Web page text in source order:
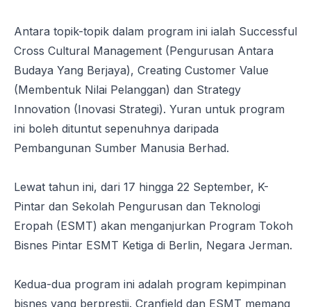
Antara topik-topik dalam program ini ialah Successful
Cross Cultural Management (Pengurusan Antara
Budaya Yang Berjaya), Creating Customer Value
(Membentuk Nilai Pelanggan) dan Strategy
Innovation (Inovasi Strategi). Yuran untuk program
ini boleh dituntut sepenuhnya daripada
Pembangunan Sumber Manusia Berhad.
Lewat tahun ini, dari 17 hingga 22 September, K-
Pintar dan Sekolah Pengurusan dan Teknologi
Eropah (ESMT) akan menganjurkan Program Tokoh
Bisnes Pintar ESMT Ketiga di Berlin, Negara Jerman.
Kedua-dua program ini adalah program kepimpinan
bisnes yang berprestij. Cranfield dan ESMT memang